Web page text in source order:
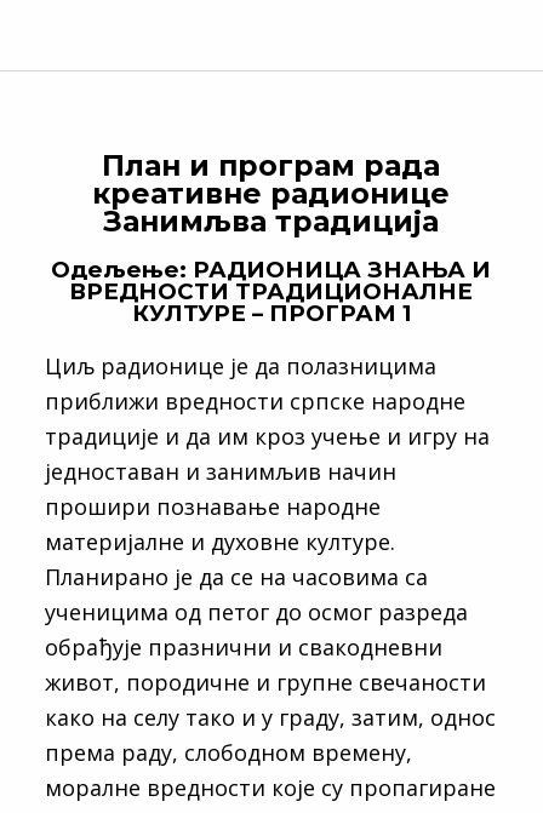
План и програм рада
креативне радионице
Занимљва традиција
Одељење: РАДИОНИЦА ЗНАЊА И
ВРЕДНОСТИ ТРАДИЦИОНАЛНЕ
КУЛТУРЕ – ПРОГРАМ 1
Циљ радионице је да полазницима
приближи вредности српске народне
традиције и да им кроз учење и игру на
једноставан и занимљив начин
прошири познавање народне
материјалне и духовне културе.
Планирано је да се на часовима са
ученицима од петог до осмог разреда
обрађује празнични и свакодневни
живот, породичне и групне свечаности
како на селу тако и у граду, затим, однос
према раду, слободном времену,
моралне вредности које су пропагиране